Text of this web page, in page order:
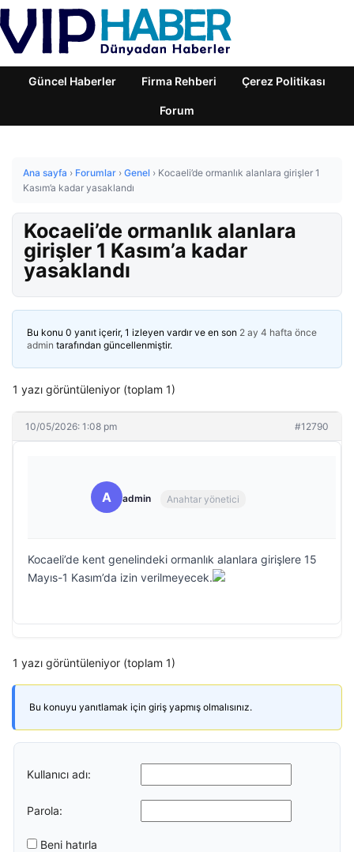
Güncel Haberler Firma Rehberi Çerez Politikası
Forum
Ana sayfa › Forumlar › Genel › Kocaeli’de ormanlık alanlara girişler 1
Kasım’a kadar yasaklandı
Kocaeli’de ormanlık alanlara
girişler 1 Kasım’a kadar
yasaklandı
Bu konu 0 yanıt içerir, 1 izleyen vardır ve en son 2 ay 4 hafta önce
admin tarafından güncellenmiştir.
1 yazı görüntüleniyor (toplam 1)
10/05/2026: 1:08 pm #12790
A admin Anahtar yönetici
Kocaeli’de kent genelindeki ormanlık alanlara girişlere 15
Mayıs-1 Kasım’da izin verilmeyecek.
1 yazı görüntüleniyor (toplam 1)
Bu konuyu yanıtlamak için giriş yapmış olmalısınız.
Kullanıcı adı:
Parola:
Beni hatırla